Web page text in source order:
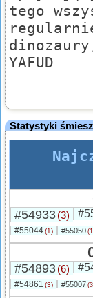
tego
YAFUD
Statystyki
#54933(3)
#55044(1) #55050
#54893(6)
#54861 (3) #55007